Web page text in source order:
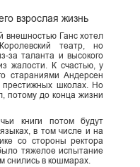
внешностью Ганс хотел
театр, но
за таланта и высокого
жалости. К счастью, у
стараниями Андерсен
престижных школах. Но
потому до конца жизни
книги потом будут
в том числе и на
со стороны ректора
тяжелое испытание
снились в кошмарах.